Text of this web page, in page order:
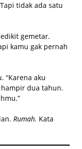
tidak ada satu
gemetar.
kamu gak pernah
“Karena aku
dua tahun.
Rumah. Kata